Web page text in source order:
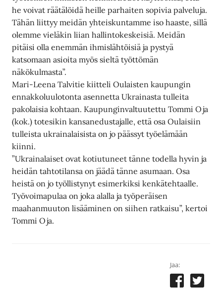
he voivat räätälöidä heille parhaiten sopivia palveluja.
Tähän liittyy meidän yhteiskuntamme iso haaste, sillä
olemme vieläkin liian hallintokeskeisiä. Meidän
pitäisi olla enemmän ihmislähtöisiä ja pystyä
katsomaan asioita myös sieltä työttömän
näkökulmasta”.
Mari-Leena Talvitie kiitteli Oulaisten kaupungin
ennakkoluulotonta asennetta Ukrainasta tulleita
pakolaisia kohtaan. Kaupunginvaltuutettu Tommi Oja
(kok.) totesikin kansanedustajalle, että osa Oulaisiin
tulleista ukrainalaisista on jo päässyt työelämään
kiinni.
”Ukrainalaiset ovat kotiutuneet tänne todella hyvin ja
heidän tahtotilansa on jäädä tänne asumaan. Osa
heistä on jo työllistynyt esimerkiksi kenkätehtaalle.
Työvoimapulaa on joka alalla ja työperäisen
maahanmuuton lisääminen on siihen ratkaisu”, kertoi
Tommi Oja.
Jaa: